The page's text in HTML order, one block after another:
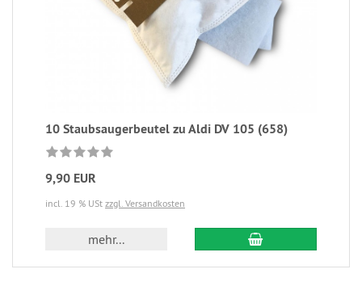
10 Staubsaugerbeutel zu Aldi DV 105 (658)
9,90 EUR
incl. 19 % USt zzgl. Versandkosten
mehr...